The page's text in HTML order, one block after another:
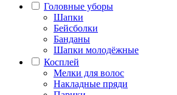
Головные уборы
Шапки
Бейсболки
Банданы
Шапки молодёжные
Косплей
Мелки для волос
Накладные пряди